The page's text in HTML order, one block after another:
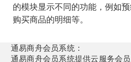
的模块显示不同的功能，例如
购买商品的明细等。
通易商舟会员系统：
通易商舟会员系统提供云服务会